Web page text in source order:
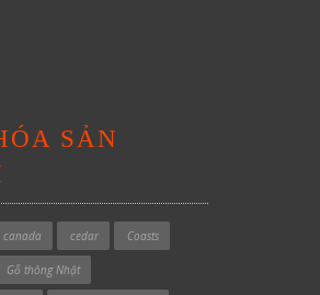
SẢN
canada cedar Coasts
Gỗ thông Nhật